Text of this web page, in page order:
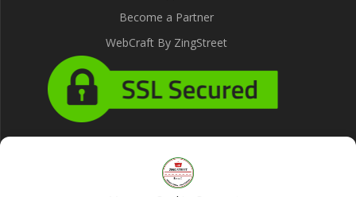
Become a Partner
WebCraft By ZingStreet
Products